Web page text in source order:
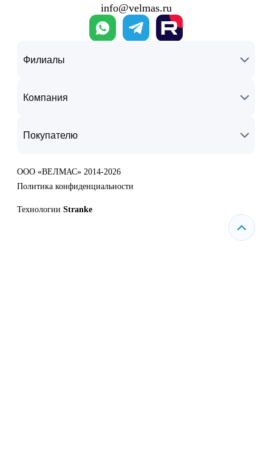
info@velmas.ru
Филиалы
Компания
Покупателю
ООО «ВЕЛМАС» 2014-2026
Политика конфиденциальности
Технологии Stranke